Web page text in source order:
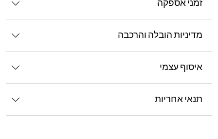
זמני אספקה
מדיניות הובלה והרכבה
איסוף עצמי
תנאי אחריות